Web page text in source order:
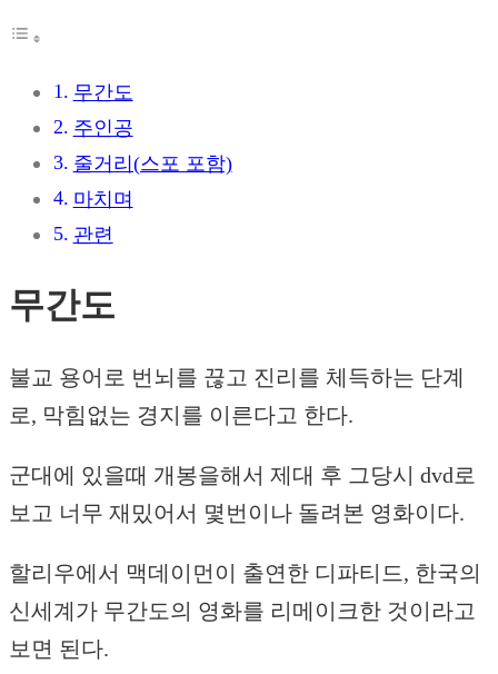
무간도
주인공
줄거리(스포 포함)
마치며
관련
무간도
불교 용어로 번뇌를 끊고 진리를 체득하는 단계
로, 막힘없는 경지를 이른다고 한다.
군대에 있을때 개봉을해서 제대 후 그당시 dvd로
보고 너무 재밌어서 몇번이나 돌려본 영화이다.
할리우에서 맥데이먼이 출연한 디파티드, 한국의
신세계가 무간도의 영화를 리메이크한 것이라고
보면 된다.